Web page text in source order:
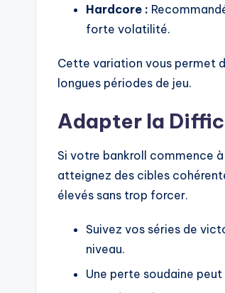
Hardcore :
forte volatilité.
Cette variation vous permet
longues périodes de jeu.
Adapter la
Si votre bankroll commence à
atteignez des cibles
élevés sans trop forcer.
Suivez vos séries de
niveau.
Une perte soudaine